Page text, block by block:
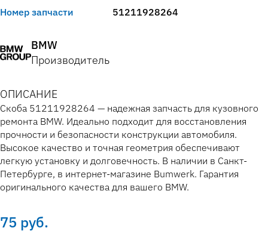
Номер запчасти
51211928264
BMW
Производитель
ОПИСАНИЕ
Скоба 51211928264 — надежная запчасть для кузовного
ремонта BMW. Идеально подходит для восстановления
прочности и безопасности конструкции автомобиля.
Высокое качество и точная геометрия обеспечивают
легкую установку и долговечность. В наличии в Санкт-
Петербурге, в интернет-магазине Bumwerk. Гарантия
оригинального качества для вашего BMW.
75 руб.